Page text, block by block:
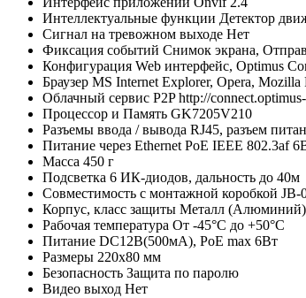
Интеллектуальные функции Детектор
Сигнал на тревожном выходе Нет
Фиксация событий Снимок экрана,
Конфигурация Web интерфейс, Optimus
Браузер MS Internet Explorer, Opera, Mozilla
Облачный сервис P2P http://
Процессор и Память GK7205V210
Разъемы ввода / вывода RJ45, разъем
Питание через Ethernet PoE IEEE 802.3af
Масса 450 г
Подсветка 6 ИК-диодов, дальность до 40м
Совместимость с монтажной коробкой JB-
Корпус, класс защиты Металл
Рабочая температура От -45°С до +50°С
Питание DC12В(500мА), PoE max 6Вт
Размеры 220х80 мм
Безопасность Защита по паролю
Видео выход Нет